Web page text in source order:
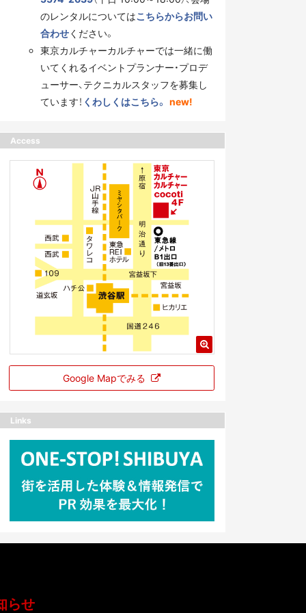
のレンタルについてはこちらからお問い
合わせください。
東京カルチャーカルチャーでは一緒に働
いてくれるイベントプランナー・プロデ
ューサー、テクニカルスタッフを募集し
ています！ くわしくはこちら。 new!
Access
Google Mapでみる
Links
らせ